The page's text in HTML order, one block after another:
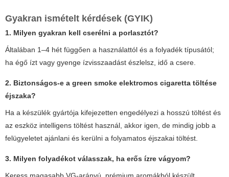
Gyakran ismételt kérdések (GYIK)
1. Milyen gyakran kell cserélni a porlasztót?
Általában 1–4 hét függően a használattól és a folyadék típusától;
ha égő ízt vagy gyenge ízvisszaadást észlelsz, idő a csere.
2. Biztonságos-e a green smoke elektromos cigaretta töltése
éjszaka?
Ha a készülék gyártója kifejezetten engedélyezi a hosszú töltést és
az eszköz intelligens töltést használ, akkor igen, de mindig jobb a
felügyeletet ajánlani és kerülni a folyamatos éjszakai töltést.
3. Milyen folyadékot válasszak, ha erős ízre vágyom?
Keress magasabb VG-arányú, prémium aromákból készült